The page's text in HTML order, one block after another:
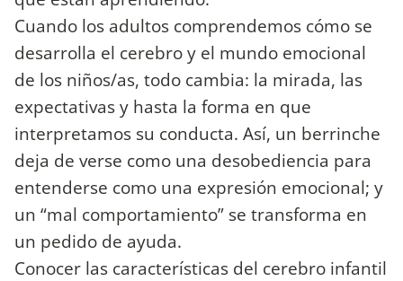
Cuando los adultos comprendemos cómo se
desarrolla el cerebro y el mundo emocional
de los niños/as, todo cambia: la mirada, las
expectativas y hasta la forma en que
interpretamos su conducta. Así, un berrinche
deja de verse como una desobediencia para
entenderse como una expresión emocional; y
un “mal comportamiento” se transforma en
un pedido de ayuda.
Conocer las características del cerebro infantil